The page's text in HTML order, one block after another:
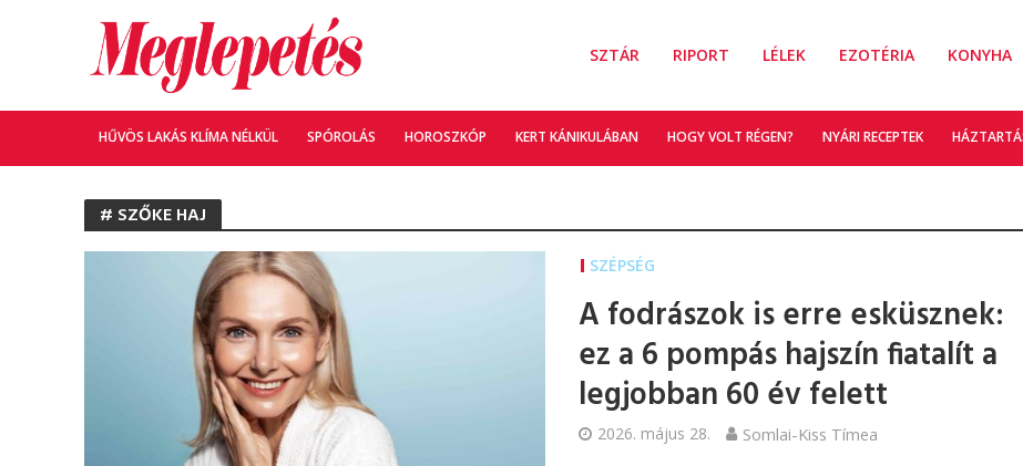
SZTÁR RIPORT LÉLEK EZOTÉRIA KONYHA
HŰVÖS LAKÁS KLÍMA NÉLKÜL SPÓROLÁS HOROSZKÓP KERT KÁNIKULÁBAN HOGY VOLT RÉGEN? NYÁRI RECEPTEK
# SZŐKE HAJ
SZÉPSÉG
A fodrászok is erre esküsznek:
ez a 6 pompás hajszín fiatalít a
legjobban 60 év felett
2026. május 28. Somlai-Kiss Tímea